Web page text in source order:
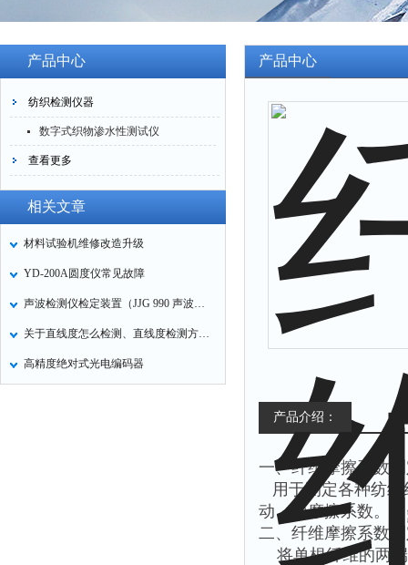
产品中心
纺织检测仪器
数字式织物渗水性测试仪
查看更多
相关文章
材料试验机维修改造升级
YD-200A圆度仪常见故障
声波检测仪检定装置（JJG 990 声波检测仪检定规程）
关于直线度怎么检测、直线度检测方法——直线度检测设备
高精度绝对式光电编码器
产品中心
产品介绍：
一、纤维摩擦系数
用于测定各种纺织
动、静摩擦系数。
二、纤维摩擦系数
将单根纤维的两端